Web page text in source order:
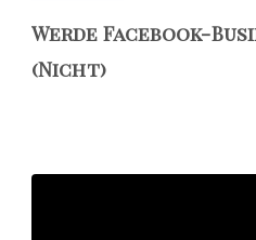
Werde Facebook-
(Nicht)